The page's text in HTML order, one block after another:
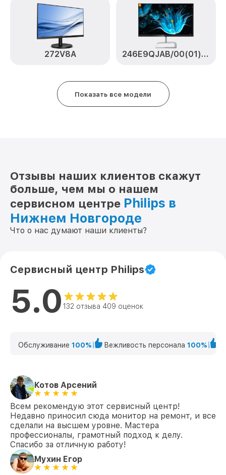
272V8A 246E9QJAB/00(01) [246E9QJAB/00(01)]
Показать все модели
Отзывы наших клиентов скажут
больше, чем мы о нашем
сервисном центре Philips в
Нижнем Новгороде
Что о нас думают наши клиенты?
Сервисный центр Philips
5.0 132 отзыва 409 оценок
Обслуживание 100% Вежливость персонала 100%
Котов Арсений
Всем рекомендую этот сервисный центр!
Недавно приносил сюда монитор на ремонт, и все
сделали на высшем уровне. Мастера
профессионалы, грамотный подход к делу.
Спасибо за отличную работу!
Мухин Егор